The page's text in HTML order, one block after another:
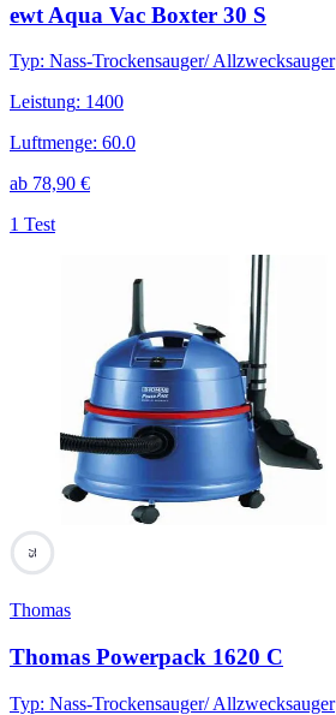
ewt Aqua Vac Boxter 30 S
Typ: Nass-Trockensauger/ Allzwecksauger
Leistung: 1400
Luftmenge: 60.0
ab 78,90 €
1 Test
75
Thomas
Thomas Powerpack 1620 C
Typ: Nass-Trockensauger/ Allzwecksauger